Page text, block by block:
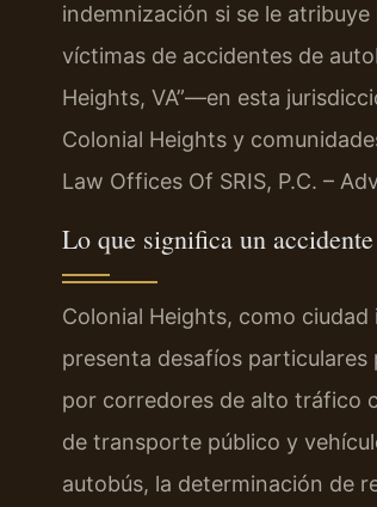
indemnización si se le atribuye
víctimas de accidentes de
Heights, VA”—en esta
Colonial Heights y
Law Offices Of SRIS, P.C. –
Lo que significa un
Colonial Heights, como
presenta desafíos particulares
por corredores de alto tráfico
de transporte público y
autobús, la determinación de